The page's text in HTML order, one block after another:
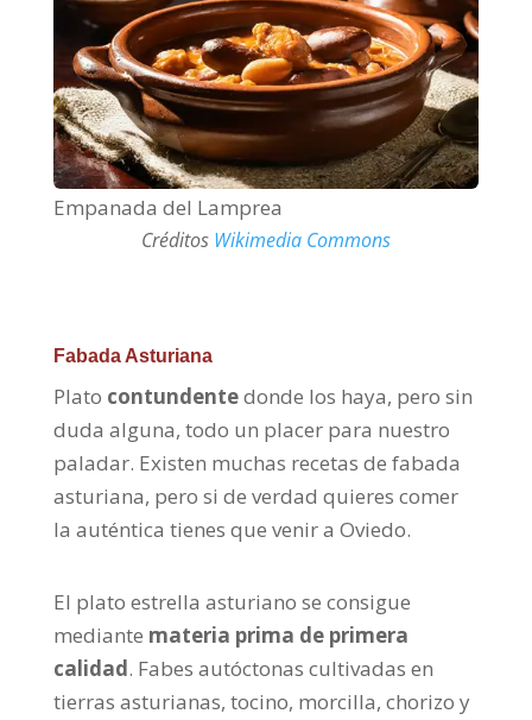
Empanada del Lamprea
Créditos Wikimedia Commons
Fabada Asturiana
Plato contundentedonde los haya, pero sin
duda alguna, todo un placer para nuestro
paladar. Existen muchas recetas de fabada
asturiana, pero si de verdad quieres comer
la auténtica tienes que venir a Oviedo.
El plato estrella asturiano se consigue
mediante materia prima de primera
calidad. Fabes autóctonas cultivadas en
tierras asturianas, tocino, morcilla, chorizo y